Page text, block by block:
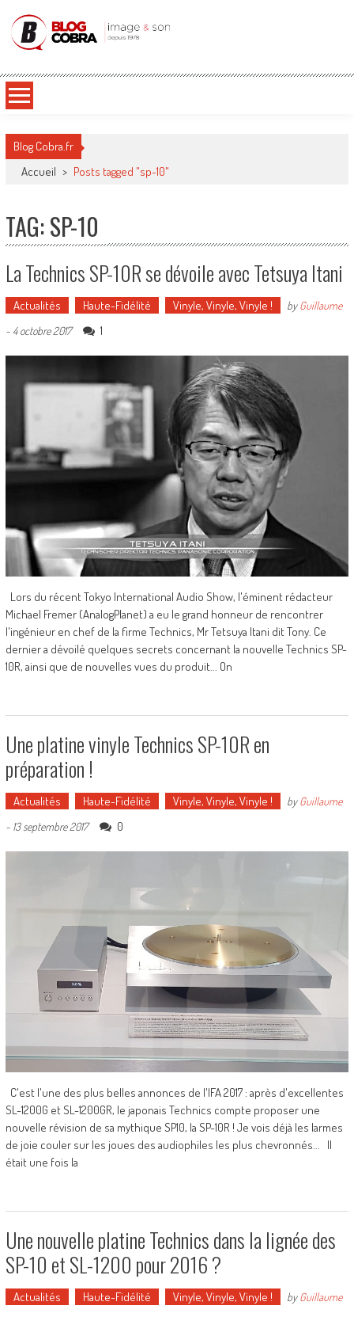
Blog Cobra
Blog Cobra.fr
Accueil > Posts tagged "sp-10"
TAG: SP-10
La Technics SP-10R se dévoile avec Tetsuya Itani
Actualités Haute-Fidélité Vinyle, Vinyle, Vinyle ! byGuillaume
- 4 octobre 2017 1
Lors du récent Tokyo International Audio Show, l'éminent rédacteur
Michael Fremer (AnalogPlanet) a eu le grand honneur de rencontrer
l'ingénieur en chef de la firme Technics, Mr Tetsuya Itani dit Tony. Ce
dernier a dévoilé quelques secrets concernant la nouvelle Technics SP-
10R, ainsi que de nouvelles vues du produit... On
Une platine vinyle Technics SP-10R en
préparation !
Actualités Haute-Fidélité Vinyle, Vinyle, Vinyle ! byGuillaume
- 13 septembre 2017 0
C'est l'une des plus belles annonces de l'IFA 2017 : après d'excellentes
SL-1200G et SL-1200GR, le japonais Technics compte proposer une
nouvelle révision de sa mythique SP10, la SP-10R ! Je vois déjà les larmes
de joie couler sur les joues des audiophiles les plus chevronnés... Il
était une fois la
Une nouvelle platine Technics dans la lignée des
SP-10 et SL-1200 pour 2016 ?
Actualités Haute-Fidélité Vinyle, Vinyle, Vinyle ! byGuillaume